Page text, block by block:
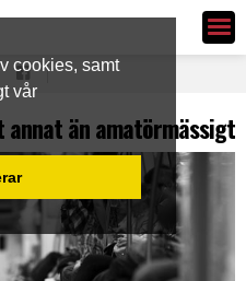
cookies, samt
vår
Ledarsidorna.se
annat än amatörmässigt